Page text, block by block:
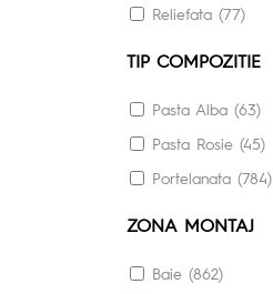
80X160 (17)
Reliefata (77)
TIP COMPOZITIE
Pasta Alba (63)
Pasta Rosie (45)
Portelanata (784)
ZONA MONTAJ
Baie (862)